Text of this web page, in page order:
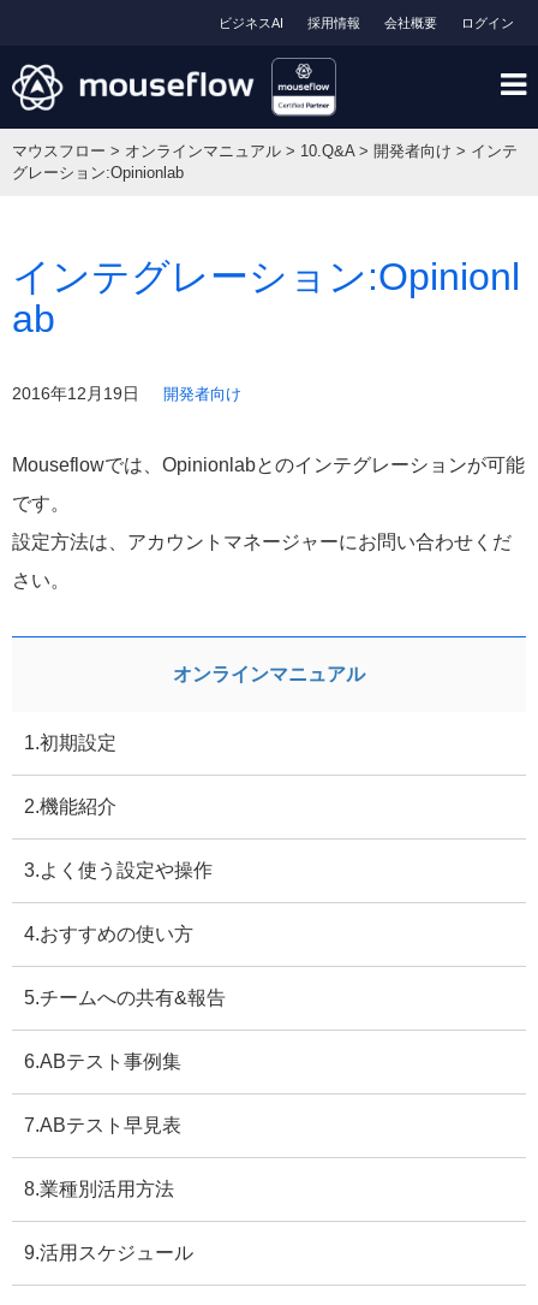
ログイン
会社概要
採用情報
ビジネスAI
マウスフロー > オンラインマニュアル > 10.Q&A> 開発者向け > インテ
グレーション:Opinionlab
インテグレーション:Opinionl
ab
2016年12月19日 開発者向け
Mouseflowでは、Opinionlabとのインテグレーションが可能
です。
設定方法は、アカウントマネージャーにお問い合わせくだ
さい。
オンラインマニュアル
1.初期設定
2.機能紹介
3.よく使う設定や操作
4.おすすめの使い方
5.チームへの共有&報告
6.ABテスト事例集
7.ABテスト早見表
8.業種別活用方法
9.活用スケジュール